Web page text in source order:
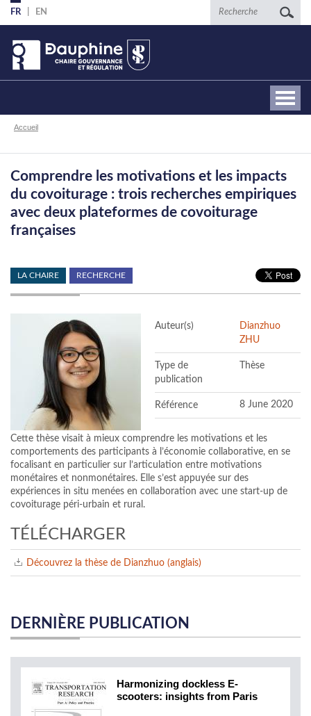
Aller
au
contenu
principal
FR EN Recherche
Fil
Accueil
Comprendre les motivations et les impacts
du covoiturage : trois recherches empiriques
avec deux plateformes de covoiturage
françaises
LA CHAIRE RECHERCHE
Auteur(s)
Dianzhuo
ZHU
Type de
publication
Thèse
Référence 8 June 2020
Cette thèse visait à mieux comprendre les motivations et les
comportements des participants à l’économie collaborative, en se
focalisant en particulier sur l’articulation entre motivations
monétaires et nonmonétaires. Elle s’est appuyée sur des
expériences in situ menées en collaboration avec une start-up de
covoiturage péri-urbain et rural.
TÉLÉCHARGER
Découvrez la thèse de Dianzhuo (anglais)
DERNIÈRE PUBLICATION
Harmonizing dockless E-
scooters: insights from Paris